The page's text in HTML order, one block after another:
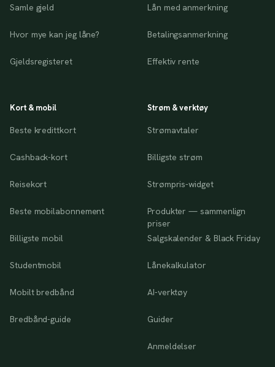
Samle gjeld
Hvor mye kan jeg låne?
Gjeldsregisteret
Lån med anmerkning
Betalingsanmerkning
Effektiv rente
Kort & mobil
Beste kredittkort
Cashback-kort
Reisekort
Beste mobilabonnement
Billigste mobil
Studentmobil
Mobilt bredbånd
Bredbånd-guide
Strøm & verktøy
Strømavtaler
Billigste strøm
Strømpris-widget
Produkter — sammenlign
priser
Salgskalender & Black Friday
Lånekalkulator
AI-verktøy
Guider
Anmeldelser